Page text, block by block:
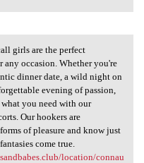
call girls
girls are the perfect
any occasion. Whether you're
dinner date, a wild night on
evening of passion,
you need with our
Our hookers are
of pleasure and know just
come true.
location/connau